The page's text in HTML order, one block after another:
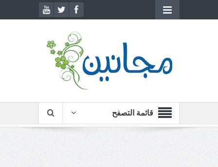
قائمة التصفح